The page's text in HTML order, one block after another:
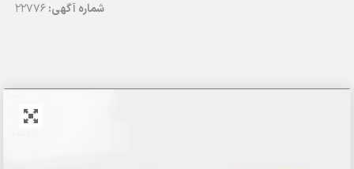
شماره آگهی:22776